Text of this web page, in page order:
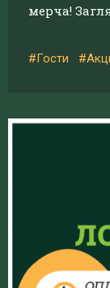
мерча!
#Гости